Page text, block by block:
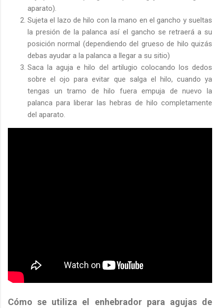
aparato).
Sujeta el lazo de hilo con la mano en el gancho y sueltas
la presión de la palanca así el gancho se retraerá a su
posición normal (dependiendo del grueso de hilo quizás
debas ayudar a la palanca a llegar a su sitio)
Saca la aguja e hilo del artilugio colocando los dedos
sobre el ojo para evitar que salga el hilo, cuando ya
tengas un tramo de hilo fuera empuja de nuevo la
palanca para liberar las hebras de hilo completamente
del aparato.
Cómo se utiliza el enhebrador para agujas de